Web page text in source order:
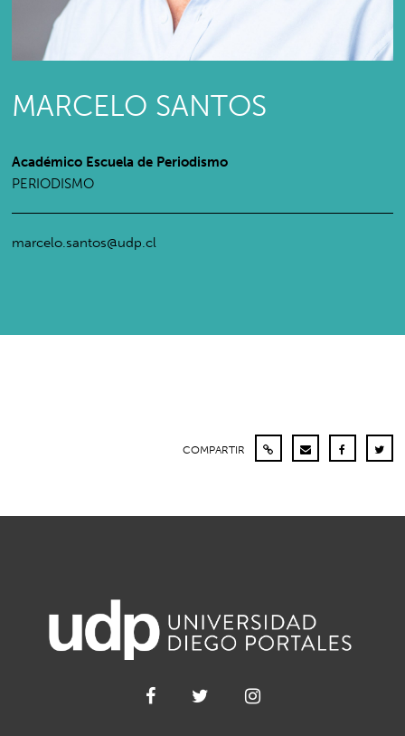
MARCELO SANTOS
Académico Escuela de Periodismo
PERIODISMO
marcelo.santos@udp.cl
COMPARTIR